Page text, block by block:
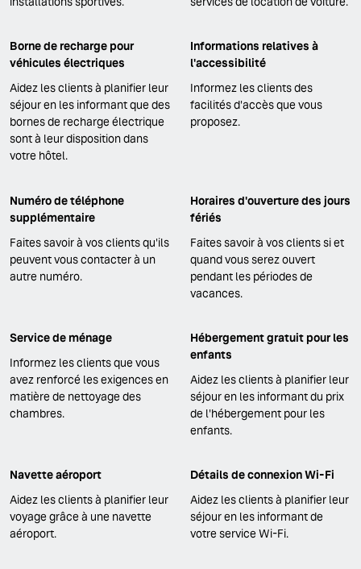
Borne de recharge pour
véhicules électriques
Aidez les clients à planifier leur
séjour en les informant que des
bornes de recharge électrique
sont à leur disposition dans
votre hôtel.
Informations relatives à
l'accessibilité
Informez les clients des
facilités d'accès que vous
proposez.
Numéro de téléphone
supplémentaire
Faites savoir à vos clients qu'ils
peuvent vous contacter à un
autre numéro.
Horaires d'ouverture des jours
fériés
Faites savoir à vos clients si et
quand vous serez ouvert
pendant les périodes de
vacances.
Service de ménage
Informez les clients que vous
avez renforcé les exigences en
matière de nettoyage des
chambres.
Hébergement gratuit pour les
enfants
Aidez les clients à planifier leur
séjour en les informant du prix
de l'hébergement pour les
enfants.
Navette aéroport
Aidez les clients à planifier leur
voyage grâce à une navette
aéroport.
Détails de connexion Wi-Fi
Aidez les clients à planifier leur
séjour en les informant de
votre service Wi-Fi.